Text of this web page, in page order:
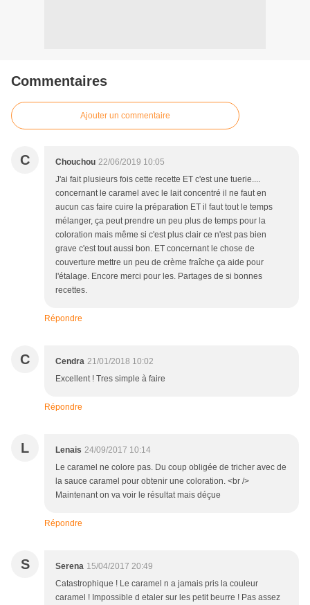
Commentaires
Ajouter un commentaire
C Chouchou 22/06/2019 10:05
J'ai fait plusieurs fois cette recette ET c'est une tuerie....
concernant le caramel avec le lait concentré il ne faut en
aucun cas faire cuire la préparation ET il faut tout le temps
mélanger, ça peut prendre un peu plus de temps pour la
coloration mais même si c'est plus clair ce n'est pas bien
grave c'est tout aussi bon. ET concernant le chose de
couverture mettre un peu de crème fraîche ça aide pour
l'étalage. Encore merci pour les. Partages de si bonnes
recettes.
Répondre
C Cendra 21/01/2018 10:02
Excellent ! Tres simple à faire
Répondre
L Lenais 24/09/2017 10:14
Le caramel ne colore pas. Du coup obligée de tricher avec de
la sauce caramel pour obtenir une coloration. <br />
Maintenant on va voir le résultat mais déçue
Répondre
S Serena 15/04/2017 20:49
Catastrophique ! Le caramel n a jamais pris la couleur
caramel ! Impossible d etaler sur les petit beurre ! Pas assez